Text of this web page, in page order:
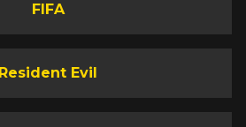
FIFA
Resident Evil